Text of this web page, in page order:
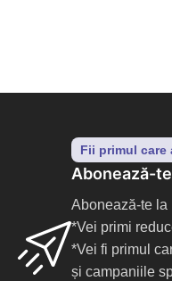
Fii primul care
Abonează-
Abonează-te la
*Vei primi
*Vei fi primul
și campaniile